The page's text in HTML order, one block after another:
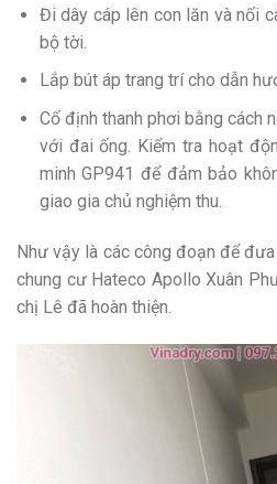
Đi dây cáp lên con lăn và nối
bộ tời.
Lắp bút áp trang trí cho dẫn
Cố định thanh phơi bằng cách
với đai ống. Kiểm tra hoạt
minh GP941 để đảm bảo
giao gia chủ nghiệm thu.
Như vậy là các công đoạn để
chung cư Hateco Apollo Xuân
chị Lê đã hoàn thiện.